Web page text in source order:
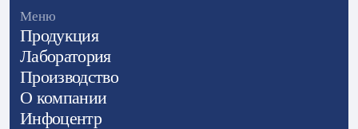
Меню
Продукция
Лаборатория
Производство
О компании
Инфоцентр